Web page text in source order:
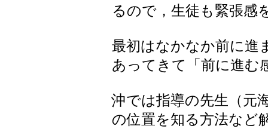
るので，生徒も緊張感
最初はなかなか前に進
あってきて「前に進む
沖では指導の先生（元
の位置を知る方法など